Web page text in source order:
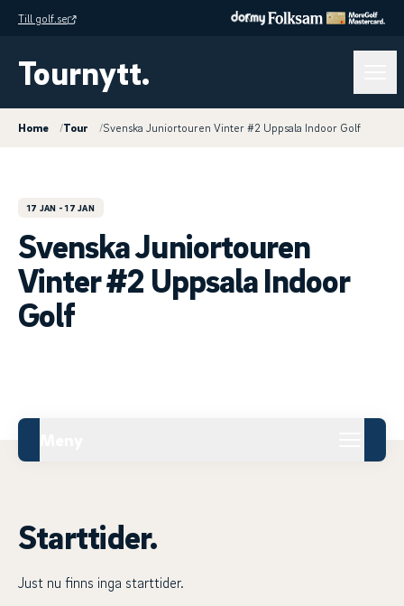
Till golf.se
Tournytt.
Home /Tour /Svenska Juniortouren Vinter #2 Uppsala Indoor Golf
17 JAN - 17 JAN
Svenska Juniortouren
Vinter #2 Uppsala Indoor
Golf
Starttider.
Just nu finns inga starttider.